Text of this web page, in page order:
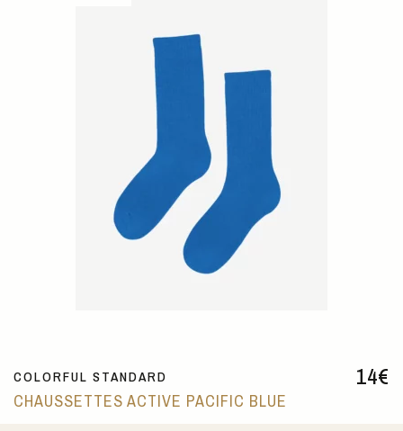
14€
COLORFUL STANDARD
CHAUSSETTES ACTIVE PACIFIC BLUE